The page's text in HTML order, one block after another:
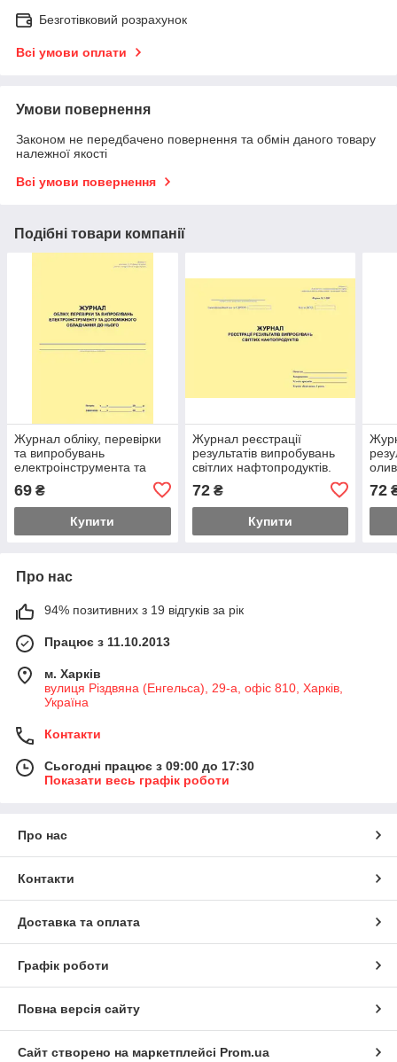
Безготівковий розрахунок
Всі умови оплати
Умови повернення
Законом не передбачено повернення та обмін даного товару
належної якості
Всі умови повернення
Подібні товари компанії
Журнал обліку, перевірки
та випробувань
електроінструмента та
допоміжного обладнання
до нього
69 ₴
Купити
Журнал реєстрації
результатів випробувань
світлих нафтопродуктів.
72₴
Купити
72
Про нас
94% позитивних з 19 відгуків за рік
Працює з 11.10.2013
м. Харків
вулиця Різдвяна (Енгельса), 29-а, офіс 810, Харків,
Україна
Контакти
Сьогодні працює з 09:00 до 17:30
Показати весь графік роботи
Про нас
Контакти
Доставка та оплата
Графік роботи
Повна версія сайту
Сайт створено на маркетплейсі Prom.ua